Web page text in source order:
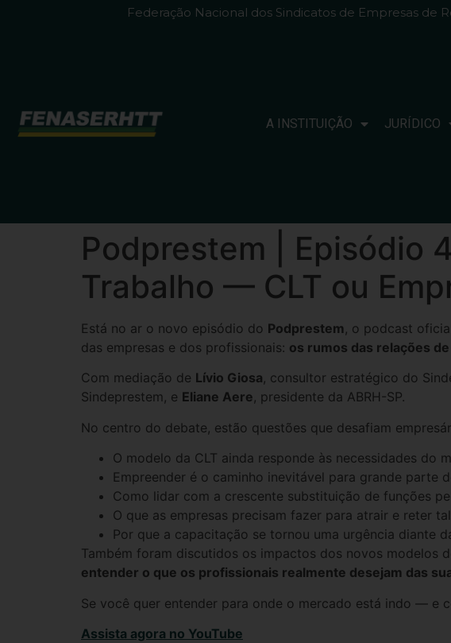
Federação Nacional dos Sindicatos de Empresas de
A INSTITUIÇÃO JURÍDICO
Podprestem | Episódio
Trabalho — CLT ou
Está no ar o novo episódio do Podprestem , o podcast
das empresas e dos profissionais: os rumos das relações
Com mediação de Lívio Giosa, consultor estratégico do
Sindeprestem, e Eliane Aere, presidente da ABRH-SP.
No centro do debate, estão questões que desafiam
O modelo da CLT ainda responde às necessidades do
Empreender é o caminho inevitável para grande parte
Como lidar com a crescente substituição de funções
O que as empresas precisam fazer para atrair e reter
Por que a capacitação se tornou uma urgência diante
Também foram discutidos os impactos dos novos modelos
entender o que os profissionais realmente desejam das
Se você quer entender para onde o mercado está indo — e
Assista agora no YouTube